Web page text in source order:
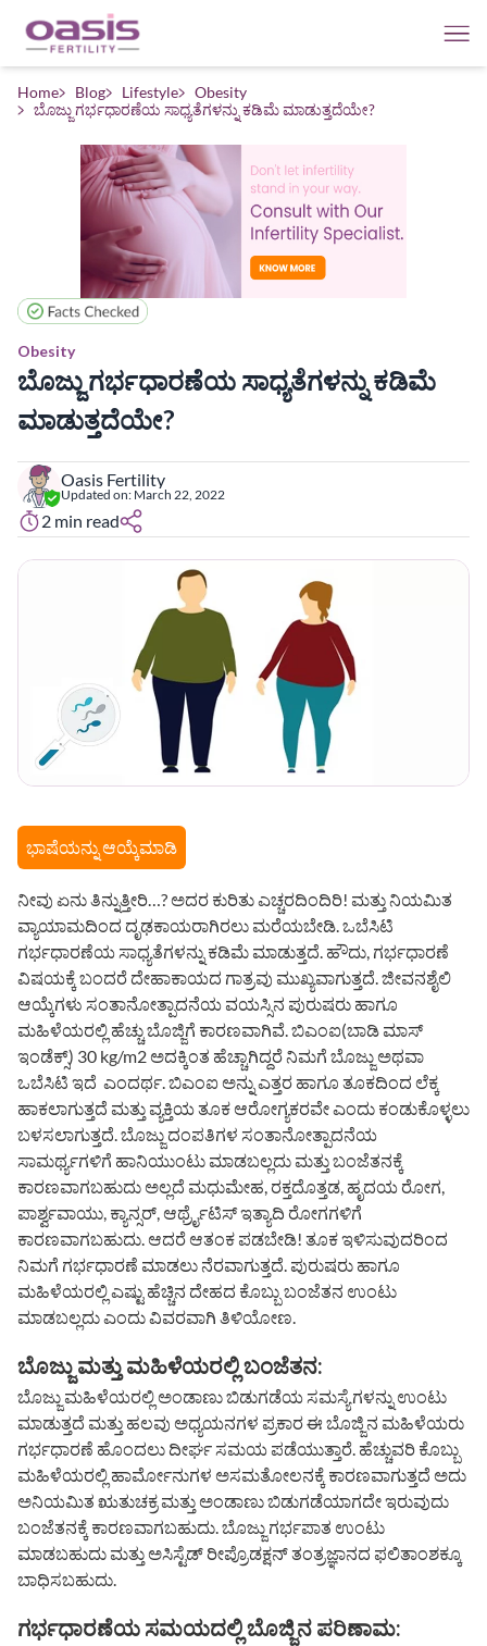
Home Blog Lifestyle
Obesity
ಬೊಜ್ಜು ಗರ್ಭಧಾರಣೆಯ ಸಾಧ್ಯತೆಗಳನ್ನು ಕಡಿಮೆ ಮಾಡುತ್ತದೆಯೇ?
Obesity
ಬೊಜ್ಜು ಗರ್ಭಧಾರಣೆಯ ಸಾಧ್ಯತೆಗಳನ್ನು ಕಡಿಮೆ
ಮಾಡುತ್ತದೆಯೇ?
Oasis Fertility
Updated on: March 22, 2022
2 min read
ಭಾಷೆಯನ್ನು ಆಯ್ಕೆಮಾಡಿ
ನೀವು ಏನು ತಿನ್ನುತ್ತೀರಿ…? ಅದರ ಕುರಿತು ಎಚ್ಚರದಿಂದಿರಿ! ಮತ್ತು ನಿಯಮಿತ
ವ್ಯಾಯಾಮದಿಂದ ದೃಢಕಾಯರಾಗಿರಲು ಮರೆಯಬೇಡಿ. ಒಬೆಸಿಟಿ
ಗರ್ಭಧಾರಣೆಯ ಸಾಧ್ಯತೆಗಳನ್ನು ಕಡಿಮೆ ಮಾಡುತ್ತದೆ. ಹೌದು, ಗರ್ಭಧಾರಣೆ
ವಿಷಯಕ್ಕೆ ಬಂದರೆ ದೇಹಾಕಾಯದ ಗಾತ್ರವು ಮುಖ್ಯವಾಗುತ್ತದೆ. ಜೀವನಶೈಲಿ
ಆಯ್ಕೆಗಳು ಸಂತಾನೋತ್ಪಾದನೆಯ ವಯಸ್ಸಿನ ಪುರುಷರು ಹಾಗೂ
ಮಹಿಳೆಯರಲ್ಲಿ ಹೆಚ್ಚು ಬೊಜ್ಜಿಗೆ ಕಾರಣವಾಗಿವೆ. ಬಿಎಂಐ(ಬಾಡಿ ಮಾಸ್
ಇಂಡೆಕ್ಸ್) 30 kg/m2 ಅದಕ್ಕಿಂತ ಹೆಚ್ಚಾಗಿದ್ದರೆ ನಿಮಗೆ ಬೊಜ್ಜು ಅಥವಾ
ಒಬೆಸಿಟಿ ಇದೆ ಎಂದರ್ಥ. ಬಿಎಂಐ ಅನ್ನು ಎತ್ತರ ಹಾಗೂ ತೂಕದಿಂದ ಲೆಕ್ಕ
ಹಾಕಲಾಗುತ್ತದೆ ಮತ್ತು ವ್ಯಕ್ತಿಯ ತೂಕ ಆರೋಗ್ಯಕರವೇ ಎಂದು ಕಂಡುಕೊಳ್ಳಲು
ಬಳಸಲಾಗುತ್ತದೆ. ಬೊಜ್ಜು ದಂಪತಿಗಳ ಸಂತಾನೋತ್ಪಾದನೆಯ
ಸಾಮರ್ಥ್ಯಗಳಿಗೆ ಹಾನಿಯುಂಟು ಮಾಡಬಲ್ಲದು ಮತ್ತು ಬಂಜೆತನಕ್ಕೆ
ಕಾರಣವಾಗಬಹುದು ಅಲ್ಲದೆ ಮಧುಮೇಹ, ರಕ್ತದೊತ್ತಡ, ಹೃದಯ ರೋಗ,
ಪಾರ್ಶ್ವವಾಯು, ಕ್ಯಾನ್ಸರ್, ಆರ್ಥ್ರೈಟಿಸ್ ಇತ್ಯಾದಿ ರೋಗಗಳಿಗೆ
ಕಾರಣವಾಗಬಹುದು. ಆದರೆ ಆತಂಕ ಪಡಬೇಡಿ! ತೂಕ ಇಳಿಸುವುದರಿಂದ
ನಿಮಗೆ ಗರ್ಭಧಾರಣೆ ಮಾಡಲು ನೆರವಾಗುತ್ತದೆ. ಪುರುಷರು ಹಾಗೂ
ಮಹಿಳೆಯರಲ್ಲಿ ಎಷ್ಟು ಹೆಚ್ಚಿನ ದೇಹದ ಕೊಬ್ಬು ಬಂಜೆತನ ಉಂಟು
ಮಾಡಬಲ್ಲದು ಎಂದು ವಿವರವಾಗಿ ತಿಳಿಯೋಣ.
ಬೊಜ್ಜು ಮತ್ತು ಮಹಿಳೆಯರಲ್ಲಿ ಬಂಜೆತನ:
ಬೊಜ್ಜು ಮಹಿಳೆಯರಲ್ಲಿ ಅಂಡಾಣು ಬಿಡುಗಡೆಯ ಸಮಸ್ಯೆಗಳನ್ನು ಉಂಟು
ಮಾಡುತ್ತದೆ ಮತ್ತು ಹಲವು ಅಧ್ಯಯನಗಳ ಪ್ರಕಾರ ಈ ಬೊಜ್ಜಿನ ಮಹಿಳೆಯರು
ಗರ್ಭಧಾರಣೆ ಹೊಂದಲು ದೀರ್ಘ ಸಮಯ ಪಡೆಯುತ್ತಾರೆ. ಹೆಚ್ಚುವರಿ ಕೊಬ್ಬು
ಮಹಿಳೆಯರಲ್ಲಿ ಹಾರ್ಮೋನುಗಳ ಅಸಮತೋಲನಕ್ಕೆ ಕಾರಣವಾಗುತ್ತದೆ ಅದು
ಅನಿಯಮಿತ ಋತುಚಕ್ರ ಮತ್ತು ಅಂಡಾಣು ಬಿಡುಗಡೆಯಾಗದೇ ಇರುವುದು
ಬಂಜೆತನಕ್ಕೆ ಕಾರಣವಾಗಬಹುದು. ಬೊಜ್ಜು ಗರ್ಭಪಾತ ಉಂಟು
ಮಾಡಬಹುದು ಮತ್ತು ಅಸಿಸ್ಟೆಡ್ ರೀಪ್ರೊಡಕ್ಷನ್ ತಂತ್ರಜ್ಞಾನದ ಫಲಿತಾಂಶಕ್ಕೂ
ಬಾಧಿಸಬಹುದು.
ಗರ್ಭಧಾರಣೆಯ ಸಮಯದಲ್ಲಿ ಬೊಜ್ಜಿನ ಪರಿಣಾಮ: